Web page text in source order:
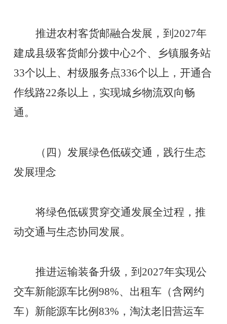
推进农村客货邮融合发展，到 2027年
建成县级客货邮分拨中心2个、乡镇服务站
33个以上、村级服务点336个以上，开通合
作线路22条以上，实现城乡物流双向畅
通。
（四）发展绿色低碳交通，践行生态
发展理念
将绿色低碳贯穿交通发展全过程，推
动交通与生态协同发展。
推进运输装备升级，到 2027年实现公
交车新能源车比例98%、出租车（含网约
车）新能源车比例83%，淘汰老旧营运车